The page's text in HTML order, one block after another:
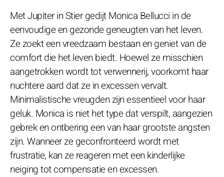
Met Jupiter in Stier gedijt Monica Bellucci in de
eenvoudige en gezonde geneugten van het leven.
Ze zoekt een vreedzaam bestaan en geniet van de
comfort die het leven biedt. Hoewel ze misschien
aangetrokken wordt tot verwennerij, voorkomt haar
nuchtere aard dat ze in excessen vervalt.
Minimalistische vreugden zijn essentieel voor haar
geluk. Monica is niet het type dat verspilt, aangezien
gebrek en ontbering een van haar grootste angsten
zijn. Wanneer ze geconfronteerd wordt met
frustratie, kan ze reageren met een kinderlijke
neiging tot compensatie en excessen.